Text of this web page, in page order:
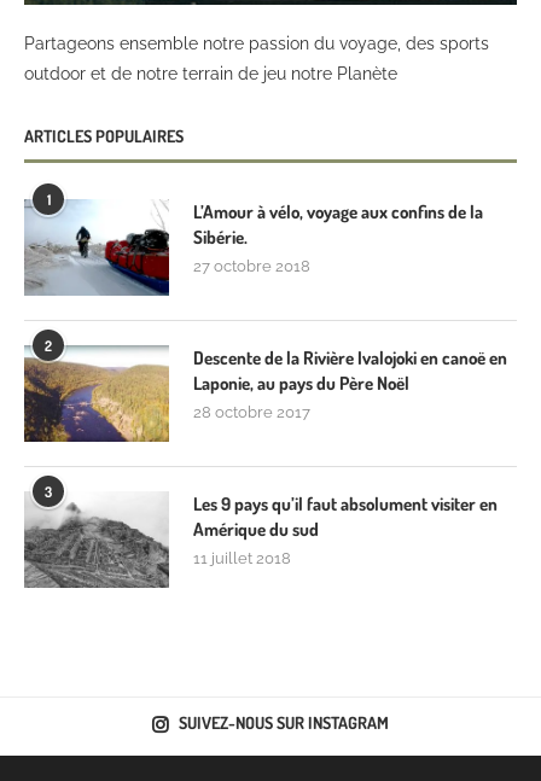
Partageons ensemble notre passion du voyage, des sports
outdoor et de notre terrain de jeu notre Planète
ARTICLES POPULAIRES
1
L’Amour à vélo, voyage aux confins de la
Sibérie.
27 octobre 2018
2
Descente de la Rivière Ivalojoki en canoë en
Laponie, au pays du Père Noël
28 octobre 2017
3
Les 9 pays qu’il faut absolument visiter en
Amérique du sud
11 juillet 2018
SUIVEZ-NOUS SUR INSTAGRAM